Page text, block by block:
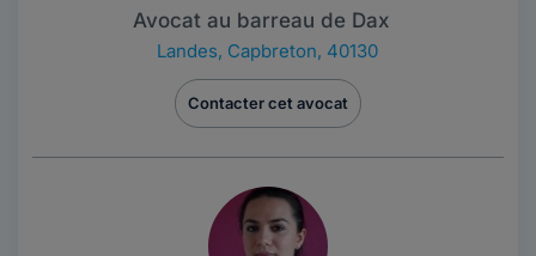
Avocat au barreau de Dax
Landes, Capbreton, 40130
Contacter cet avocat